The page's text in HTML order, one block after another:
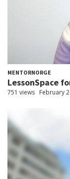
MENTORNORGE
LessonSpace
751 views February